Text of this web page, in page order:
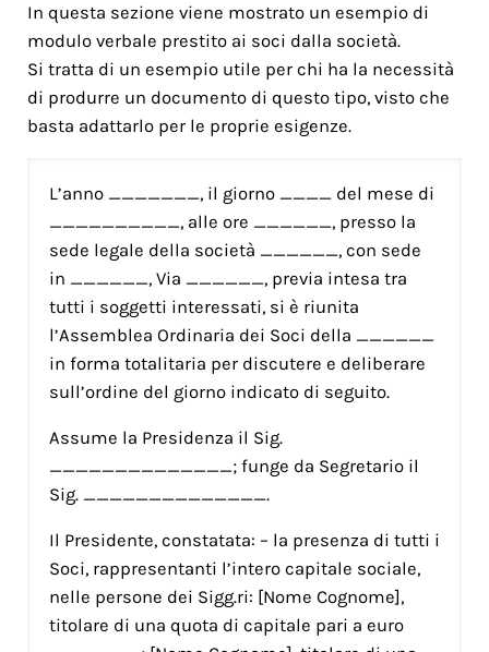
In questa sezione viene mostrato un esempio di
modulo verbale prestito ai soci dalla società.
Si tratta di un esempio utile per chi ha la necessità
di produrre un documento di questo tipo, visto che
basta adattarlo per le proprie esigenze.
L’anno _______, il giorno ____ del mese di
__________, alle ore ______, presso la
sede legale della società ______, con sede
in ______, Via ______, previa intesa tra
tutti i soggetti interessati, si è riunita
l’Assemblea Ordinaria dei Soci della ______
in forma totalitaria per discutere e deliberare
sull’ordine del giorno indicato di seguito.
Assume la Presidenza il Sig.
______________; funge da Segretario il
Sig. ______________.
Il Presidente, constatata: – la presenza di tutti i
Soci, rappresentanti l’intero capitale sociale,
nelle persone dei Sigg.ri: [Nome Cognome],
titolare di una quota di capitale pari a euro